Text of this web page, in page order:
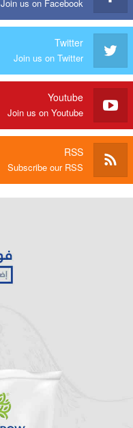
Join us on Facebook
Twitter
Join us on Twitter
Youtube
Join us on Youtube
RSS
Subscribe our RSS